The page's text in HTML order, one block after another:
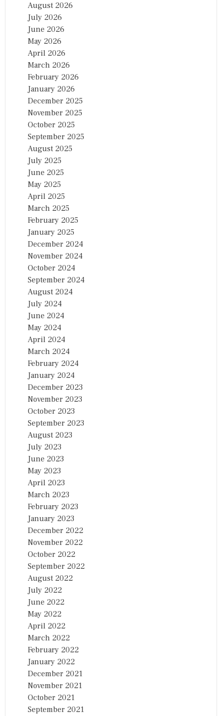
August 2026
July 2026
June 2026
May 2026
April 2026
March 2026
February 2026
January 2026
December 2025
November 2025
October 2025
September 2025
August 2025
July 2025
June 2025
May 2025
April 2025
March 2025
February 2025
January 2025
December 2024
November 2024
October 2024
September 2024
August 2024
July 2024
June 2024
May 2024
April 2024
March 2024
February 2024
January 2024
December 2023
November 2023
October 2023
September 2023
August 2023
July 2023
June 2023
May 2023
April 2023
March 2023
February 2023
January 2023
December 2022
November 2022
October 2022
September 2022
August 2022
July 2022
June 2022
May 2022
April 2022
March 2022
February 2022
January 2022
December 2021
November 2021
October 2021
September 2021